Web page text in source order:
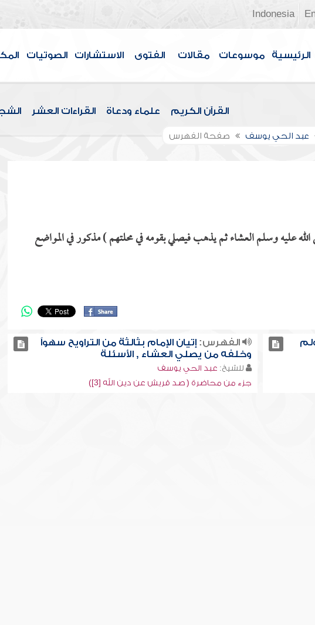
Indonesia
الرئيسية موسوعات مقالات الفتوى الاستشارات الصوتيات
القرآن الكريم علماء ودعاة القراءات العشر
عبد الحي يوسف صفحة الفهرس
عليه وسلم العشاء ثم يذهب فيصلي بقومه في محلتهم ) مذكور في المواضع
الفهرس: إتيان الإمام بثالثة من التراويح سهواً
وخلفه من يصلي العشاء , الأسئلة
للشيخ: عبد الحي يوسف
جزء من محاضرة ( صد قريش عن دين الله [3])